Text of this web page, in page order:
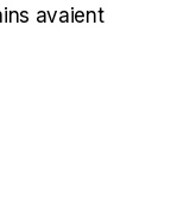
avaient